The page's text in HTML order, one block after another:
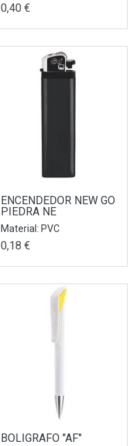
0,40 €
ENCENDEDOR NEW GO
PIEDRA NE
Material: PVC
0,18 €
BOLIGRAFO "AF"